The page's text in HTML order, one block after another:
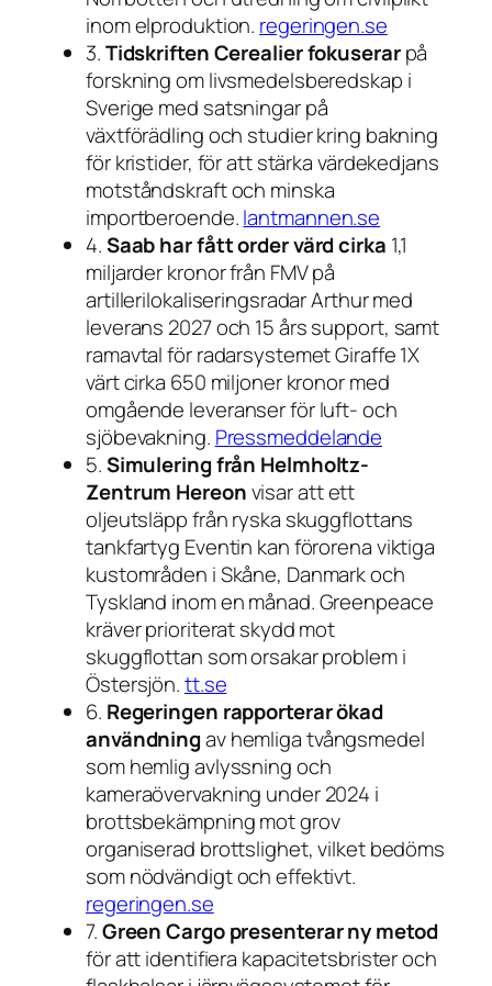
inom elproduktion. regeringen.se
3.Tidskriften Cerealier fokuserarpå
forskning om livsmedelsberedskap i
Sverige med satsningar på
växtförädling och studier kring bakning
för kristider, för att stärka värdekedjans
motståndskraft och minska
importberoende.lantmannen.se
4.Saab har fått order värd cirka 1,1
miljarder kronor från FMV på
artillerilokaliseringsradar Arthur med
leverans 2027 och 15 års support, samt
ramavtal för radarsystemet Giraffe 1X
värt cirka 650 miljoner kronor med
omgående leveranser för luft- och
sjöbevakning. Pressmeddelande
5.Simulering från Helmholtz-
Zentrum Hereonvisar att ett
oljeutsläpp från ryska skuggflottans
tankfartyg Eventin kan förorena viktiga
kustområden i Skåne, Danmark och
Tyskland inom en månad. Greenpeace
kräver prioriterat skydd mot
skuggflottan som orsakar problem i
Östersjön.tt.se
6. Regeringen rapporterar ökad
användningav hemliga tvångsmedel
som hemlig avlyssning och
kameraövervakning under 2024 i
brottsbekämpning mot grov
organiserad brottslighet, vilket bedöms
som nödvändigt och effektivt.
regeringen.se
7.Green Cargo presenterar ny metod
för att identifiera kapacitetsbrister och